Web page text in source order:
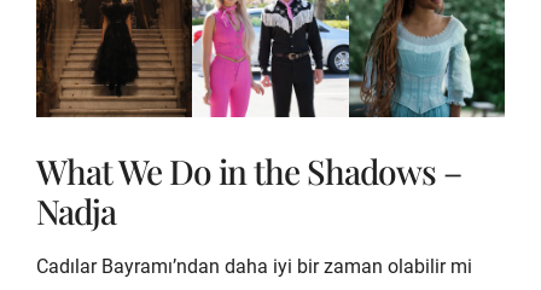
What We Do in the Shadows –
Nadja
Cadılar Bayramı’ndan daha iyi bir zaman olabilir mi